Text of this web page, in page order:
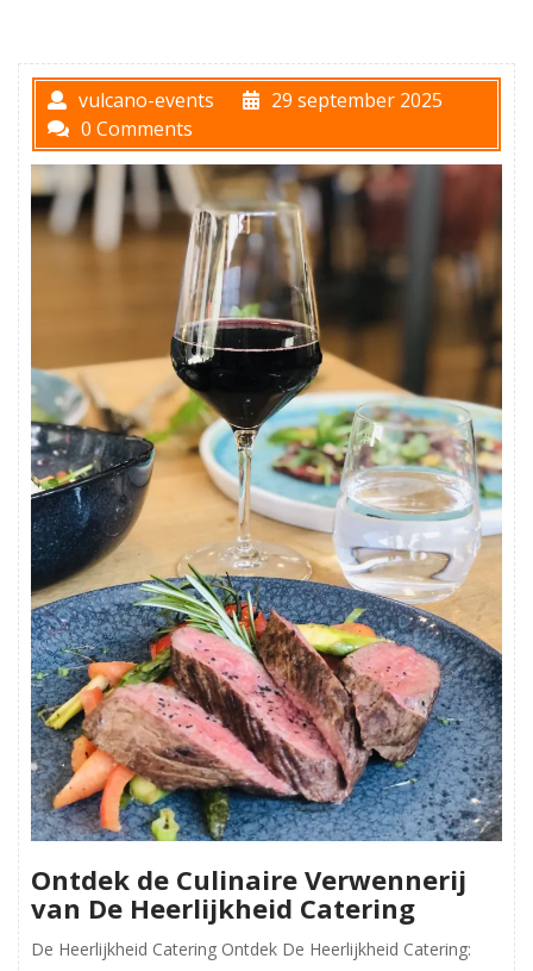
vulcano-events
29 september 2025
0 Comments
Ontdek de Culinaire Verwennerij
van De Heerlijkheid Catering
De Heerlijkheid Catering Ontdek De Heerlijkheid Catering: